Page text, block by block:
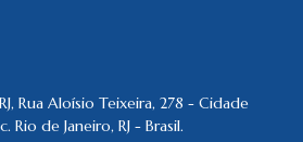
Rua Aloísio Teixeira, 278 - Cidade
Rio de Janeiro, RJ - Brasil.